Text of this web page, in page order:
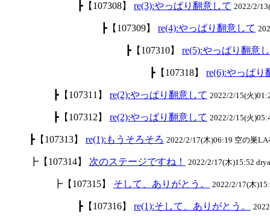
┣【107308】 re(3):やっぱり翻意して 2022/2/
┣【107309】 re(4):やっぱり翻意して
┣【107310】 re(5):やっぱり翻意
┣【107318】 re(6):やっぱり
┣【107311】 re(2):やっぱり翻意して 2022/2/15(火
┣【107312】 re(2):やっぱり翻意して 2022/2/15(火
┣【107313】 re(1):もうそろそろ 2022/2/17(木)06:19 空の巣LA
┣【107314】 次のステージですね！ 2022/2/17(木)15:52
┣【107315】 そして、ありがとう。 2022/2/17(木
┣【107316】 re(1):そして、ありがとう。